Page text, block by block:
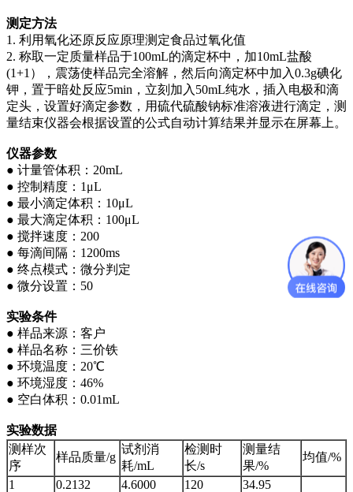
测定方法
1. 利用氧化还原反应原理测定食品过氧化值
2. 称取一定质量样品于100mL的滴定杯中，加10mL盐酸
(1+1），震荡使样品完全溶解，然后向滴定杯中加入0.3g碘化
钾，置于暗处反应5min，立刻加入50mL纯水，插入电极和滴
定头，设置好滴定参数，用硫代硫酸钠标准溶液进行滴定，测
量结束仪器会根据设置的公式自动计算结果并显示在屏幕上。
仪器参数
● 计量管体积：20mL
● 控制精度：1μL
● 最小滴定体积：10μL
● 最大滴定体积：100μL
● 搅拌速度：200
● 每滴间隔：1200ms
● 终点模式：微分判定
● 微分设置：50
实验条件
● 样品来源：客户
● 样品名称：三价铁
● 环境温度：20℃
● 环境湿度：46%
● 空白体积：0.01mL
实验数据
测样次
序
样品质量/g
试剂消
耗/mL
检测时
长/s
测量结
果/%
均值/%
1 0.2132 4.6000 120
34.95